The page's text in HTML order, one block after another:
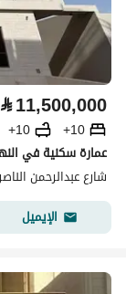
⃁11,500,000
10+
10+
شارع عبدالرحمن
الإيميل